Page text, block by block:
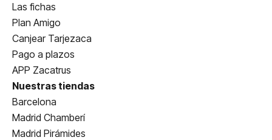
Las fichas
Plan Amigo
Canjear Tarjezaca
Pago a plazos
APP Zacatrus
Nuestras tiendas
Barcelona
Madrid Chamberí
Madrid Pirámides